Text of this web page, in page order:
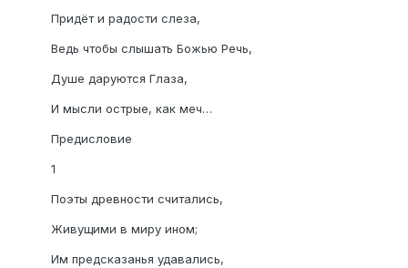
Придёт и радости слеза,
Ведь чтобы слышать Божью Речь,
Душе даруются Глаза,
И мысли острые, как меч…
Предисловие
1
Поэты древности считались,
Живущими в миру ином;
Им предсказанья удавались,